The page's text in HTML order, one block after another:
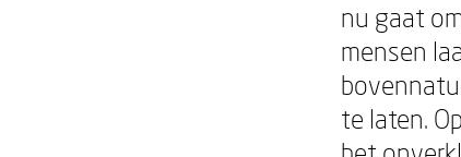
nu gaat
mensen
te laten.